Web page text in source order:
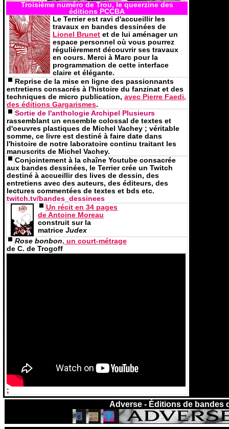
Troisième numéro de Trou, le queerzine des
éditions PCCBA
Le Terrier est ravi d'accueillir les
travaux en bandes dessinées de
Lionel Brunet et de lui aménager un
espace personnel où vous pourrez
régulièrement découvrir ses travaux
en cours. Merci à Marc pour la
programmation de cette interface
claire et élégante.
Reprise de la mise en ligne des passionnants
entretiens consacrés à l'histoire du fanzinat et des
techniques de micro publication, avec Pierre Faedi,
des éditions Gargarismes.
Sortie de l'anthologie Archipel Plusieurs
rassemblant un ensemble colossal de textes et
d'oeuvres plastiques de Michel Vachey ; véritable
somme, ce livre est destiné à faire date dans
l'histoire de notre laboratoire continu traitant les
manuscrits de Michel Vachey.
Conjointement à la chaîne Youtube consacrée
aux bandes dessinées, le Terrier crée un Twitch
destiné à accueillir des lives de dessin, des
entretiens avec des auteurs, des éditeurs, des
lectures commentées de textes et bds etc.
twitch.tv/bandes_dessinees
Un récit en 34 pages
de Antoine Moreau
construit sur la
matrice Judex
Rose bonbon, un court-métrage
de C. de Trogoff
;
Adverse - Éditions de bandes